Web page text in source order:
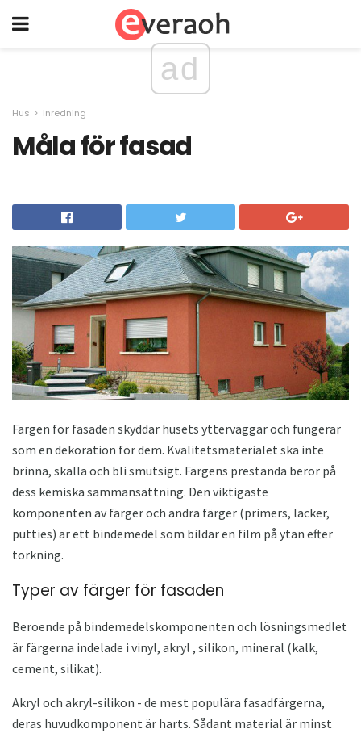
ad
Hus Inredning
Måla för fasad
Färgen för fasaden skyddar husets ytterväggar och fungerar
som en dekoration för dem. Kvalitetsmaterialet ska inte
brinna, skalla och bli smutsigt. Färgens prestanda beror på
dess kemiska sammansättning. Den viktigaste
komponenten av färger och andra färger (primers, lacker,
putties) är ett bindemedel som bildar en film på ytan efter
torkning.
Typer av färger för fasaden
Beroende på bindemedelskomponenten och lösningsmedlet
är färgerna indelade i vinyl, akryl , silikon, mineral (kalk,
cement, silikat).
Akryl och akryl-silikon - de mest populära fasadfärgerna,
deras huvudkomponent är harts. Sådant material är minst